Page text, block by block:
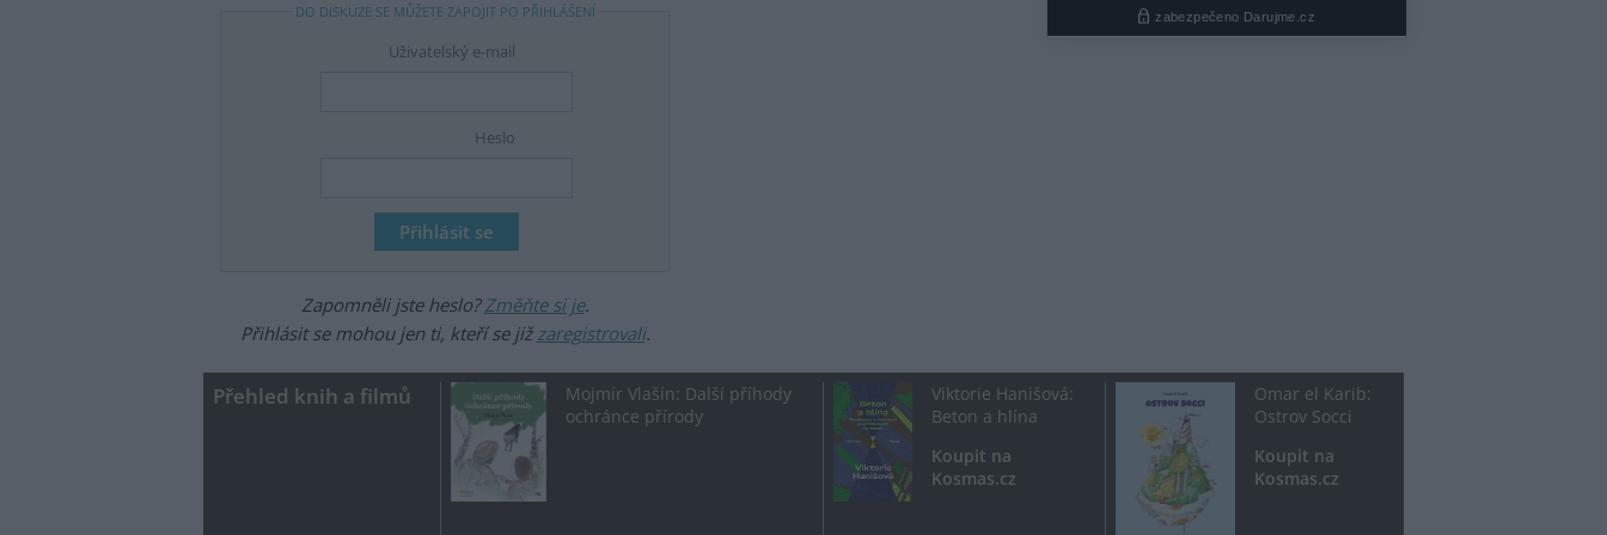
DO DISKUZE SE MŮŽETE ZAPOJIT PO PŘIHLÁŠENÍ
Uživatelský e-mail
Heslo
Zapomněli jste heslo?Změňte si je.
Přihlásit se mohou jen ti, kteří se již zaregistrovali.
Přehled knih a filmů
Mojmír Vlašín: Další příhody
ochránce přírody
Viktorie Hanišová:
Beton a hlína
Koupit na
Kosmas.cz
Omar el Karib:
Ostrov Socci
Koupit na
Kosmas.cz